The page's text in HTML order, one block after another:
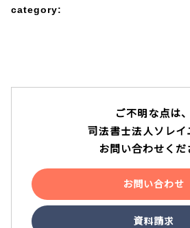
テレビ電話面談
説明動
YouTube
category:
ご不明な点は、
司法書士法人ソレイ
お問い合わせくだ
お問い合わせ
資料請求